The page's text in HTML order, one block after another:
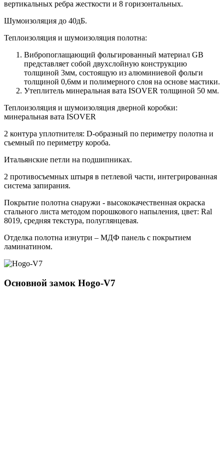
вертикальных ребра жесткости и 8 горизонтальных.
Шумоизоляция до 40дБ.
Теплоизоляция и шумоизоляция полотна:
Вибропоглащающий фольгированный материал GB
представляет собой двухслойную конструкцию
толщиной 3мм, состоящую из алюминиевой фольги
толщиной 0,6мм и полимерного слоя на основе мастики.
Утеплитель минеральная вата ISOVER толщиной 50 мм.
Теплоизоляция и шумоизоляция дверной коробки:
минеральная вата ISOVER
2 контура уплотнителя: D-образный по периметру полотна и
съемный по периметру короба.
Итальянские петли на подшипниках.
2 противосъемных штыря в петлевой части, интегрированная
система запирания.
Покрытие полотна снаружи - высококачественная окраска
стального листа методом порошкового напыления, цвет: Ral
8019, средняя текстура, полуглянцевая.
Отделка полотна изнутри – МДФ панель с покрытием
ламинатином.
Основной замок Hogo-V7